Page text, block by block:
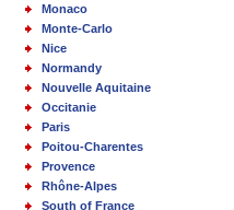
Monaco
Monte-Carlo
Nice
Normandy
Nouvelle Aquitaine
Occitanie
Paris
Poitou-Charentes
Provence
Rhône-Alpes
South of France